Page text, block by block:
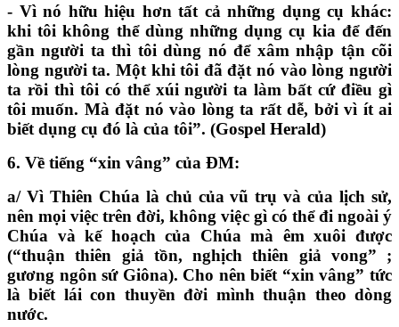
- Vì nó hữu hiệu hơn tất cả những dụng cụ khác:
khi tôi không thể dùng những dụng cụ kia để đến
gần người ta thì tôi dùng nó để xâm nhập tận cõi
lòng người ta. Một khi tôi đã đặt nó vào lòng người
ta rồi thì tôi có thể xúi người ta làm bất cứ điều gì
tôi muốn. Mà đặt nó vào lòng ta rất dễ, bởi vì ít ai
biết dụng cụ đó là của tôi”. (Gospel Herald)
6. Về tiếng “xin vâng” của ĐM:
a/Vì Thiên Chúa là chủ của vũ trụ và của lịch sử,
nên mọi việc trên đời, không việc gì có thể đi ngoài ý
Chúa và kế hoạch của Chúa mà êm xuôi được
(“thuận thiên giả tồn, nghịch thiên giả vong” ;
gương ngôn sứ Giôna). Cho nên biết “xin vâng” tức
là biết lái con thuyền đời mình thuận theo dòng
nước.